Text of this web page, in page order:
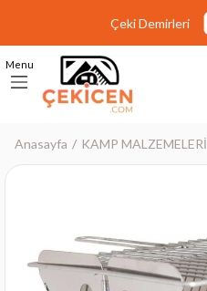
Çeki Demirleri
Menu
Anasayfa KAMP MALZEMELERİ